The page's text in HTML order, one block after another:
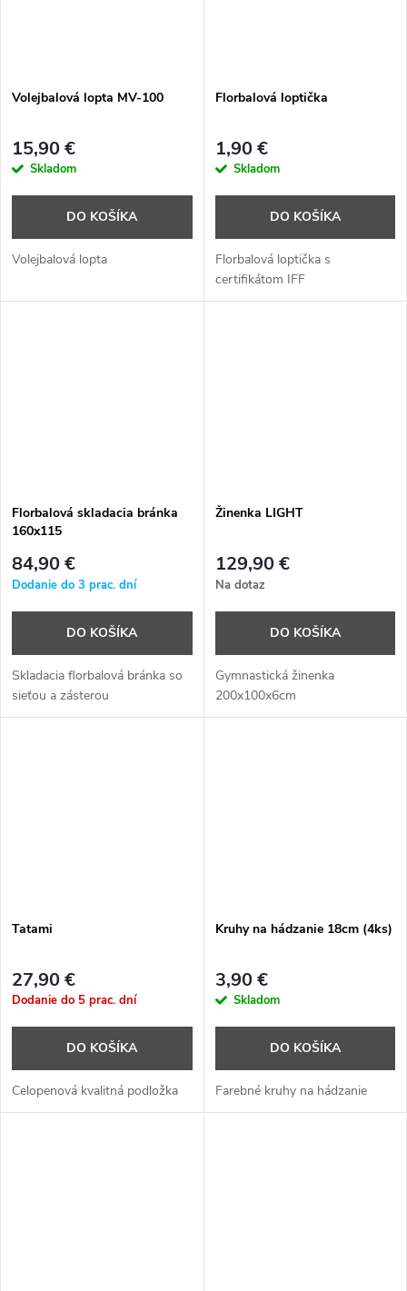
Volejbalová lopta MV-100
15,90 €
Skladom
DO KOŠÍKA
Volejbalová lopta
Florbalová loptička
1,90 €
Skladom
DO KOŠÍKA
Florbalová loptička s
certifikátom IFF
Florbalová skladacia bránka
160x115
84,90 €
Dodanie do 3 prac. dní
DO KOŠÍKA
Skladacia florbalová bránka so
sieťou a zásterou
Žinenka LIGHT
129,90 €
Na dotaz
DO KOŠÍKA
Gymnastická žinenka
200x100x6cm
Tatami
27,90 €
Dodanie do 5 prac. dní
DO KOŠÍKA
Celopenová kvalitná podložka
Kruhy na hádzanie 18cm (4ks)
3,90 €
Skladom
DO KOŠÍKA
Farebné kruhy na hádzanie